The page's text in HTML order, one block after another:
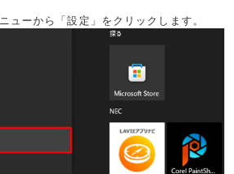
ューから「設定」をクリックします。